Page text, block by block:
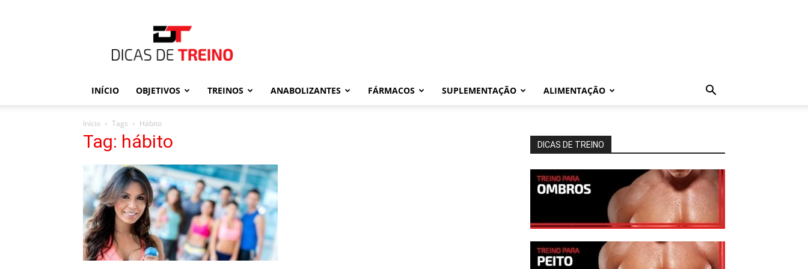
de
Treino
INÍCIO OBJETIVOS TREINOS ANABOLIZANTES FÁRMACOS SUPLEMENTAÇÃO ALIMENTAÇÃO
Início Tags Hábito
Tag: hábito DICAS DE TREINO